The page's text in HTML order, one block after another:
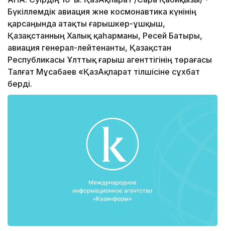
Бүкіләлемдік авиация және космонавтика күнінің
қарсаңында атақты ғарышкер-ұшқыш,
Қазақстанның Халық қаһарманы, Ресей Батыры,
авиация генерал-лейтенанты, Қазақстан
Республикасы Ұлттық ғарыш агенттігінің төрағасы
Талғат Мұсабаев «ҚазАқпарат тілшісіне сұхбат
берді.